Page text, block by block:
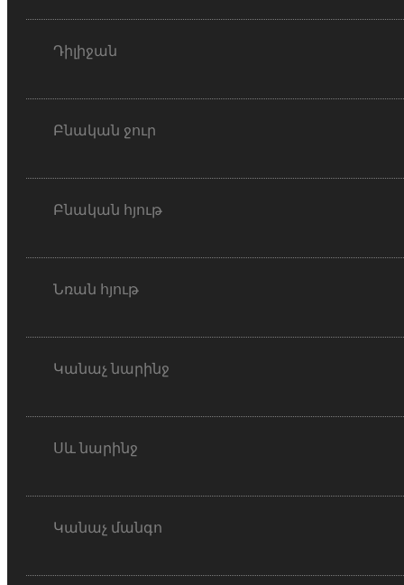
Դիլիջան
Բնական ջուր
Բնական հյութ
Նռան հյութ
Կանաչ նարինջ
Սև նարինջ
Կանաչ մանգո